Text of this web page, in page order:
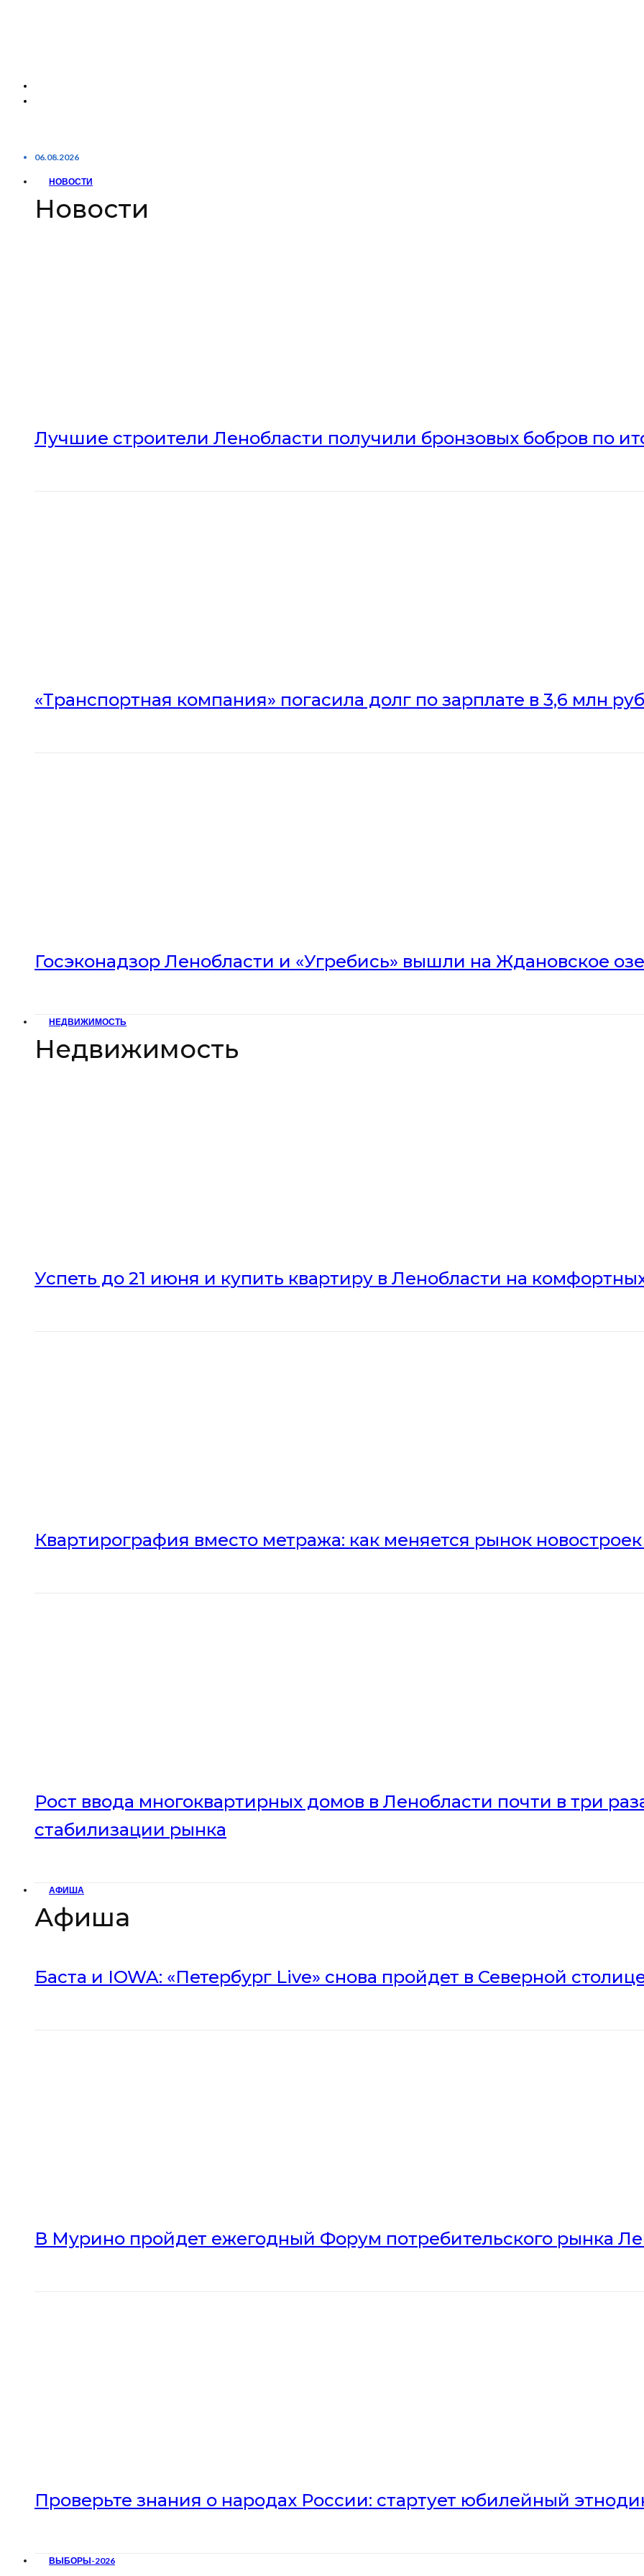
06.08.2026
НОВОСТИ
Новости
Лучшие строители Ленобласти получили бронзовых бобров по
«Транспортная компания» погасила долг по зарплате в 3,6 млн
Госэконадзор Ленобласти и «Угребись» вышли на Ждановское
НЕДВИЖИМОСТЬ
Недвижимость
Успеть до 21 июня и купить квартиру в Ленобласти на
Квартирография вместо метража: как меняется рынок
Рост ввода многоквартирных домов в Ленобласти почти в три
стабилизации рынка
АФИША
Афиша
Баста и IOWA: «Петербург Live» снова пройдет в Северной
В Мурино пройдет ежегодный Форум потребительского рынка
Проверьте знания о народах России: стартует юбилейный
ВЫБОРЫ-2026